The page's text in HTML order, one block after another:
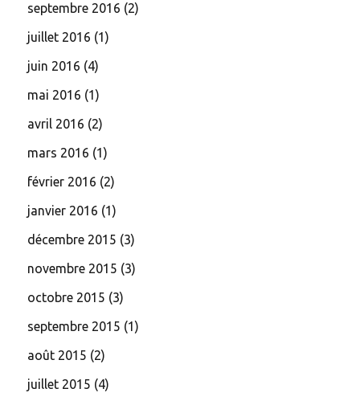
septembre 2016 (2)
juillet 2016 (1)
juin 2016 (4)
mai 2016 (1)
avril 2016 (2)
mars 2016 (1)
février 2016 (2)
janvier 2016 (1)
décembre 2015 (3)
novembre 2015 (3)
octobre 2015 (3)
septembre 2015 (1)
août 2015 (2)
juillet 2015 (4)